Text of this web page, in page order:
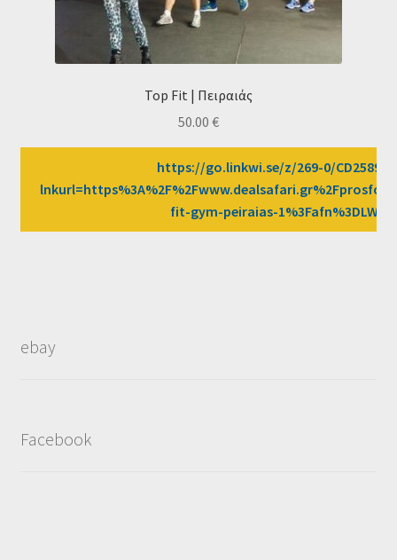
Top Fit | Πειραιάς
50.00 €
https://go.linkwi.se/z/269-0/CD2589/?
fit-gym-peiraias-1%3Fafn%3DLW
ebay
Facebook